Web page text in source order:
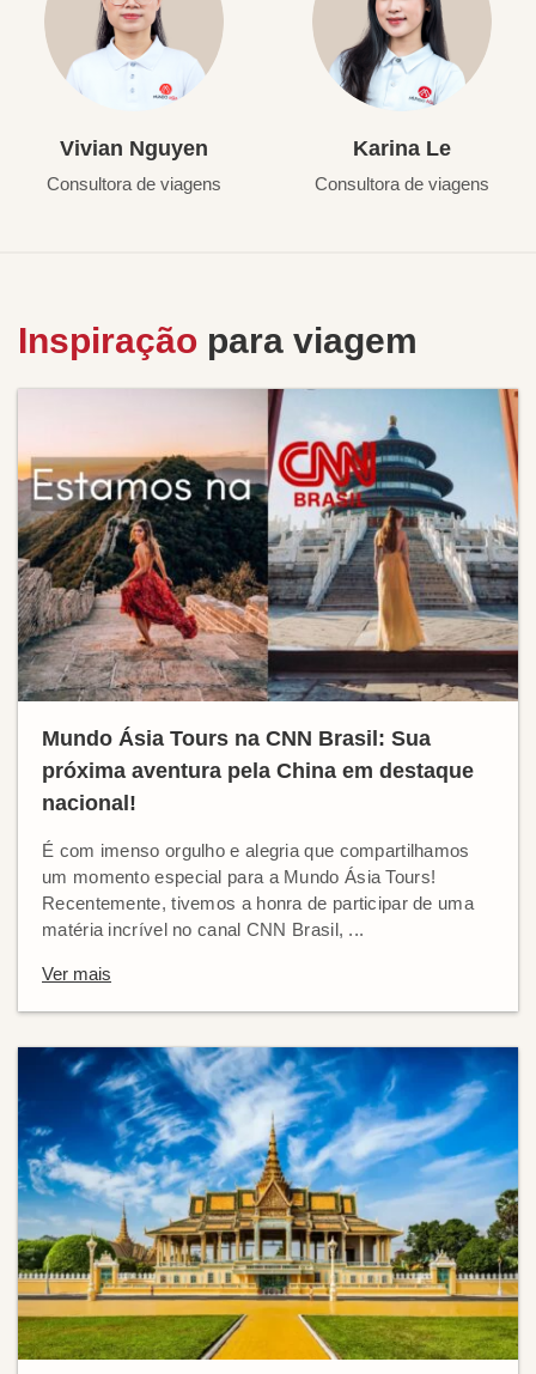
Vivian Nguyen
Consultora de viagens
Karina Le
Consultora de viagens
Inspiração para viagem
Mundo Ásia Tours na CNN Brasil: Sua
próxima aventura pela China em destaque
nacional!
É com imenso orgulho e alegria que compartilhamos
um momento especial para a Mundo Ásia Tours!
Recentemente, tivemos a honra de participar de uma
matéria incrível no canal CNN Brasil, ...
Ver mais